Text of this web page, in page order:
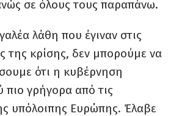
σε όλους τους παραπάνω.
λάθη που έγιναν στις
της κρίσης, δεν μπορούμε να
ότι η κυβέρνηση
πιο γρήγορα από τις
υπόλοιπης Ευρώπης. Έλαβε